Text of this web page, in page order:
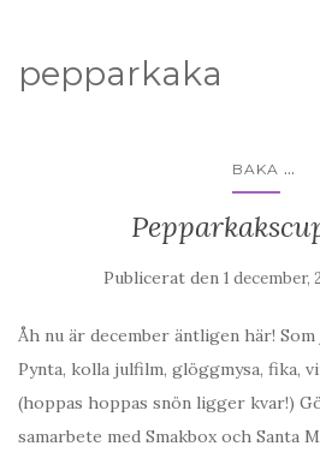
pepparkaka
BAKA ...
Publicerat den 1 december,
Åh nu är december äntligen här! Som
Pynta, kolla julfilm, glöggmysa, fika,
(hoppas hoppas snön ligger kvar!)
samarbete med Smakbox och Santa